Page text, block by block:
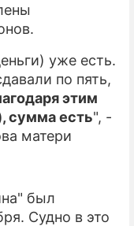
СТИЛЬ ЖИЗНИ
ИГРЫ
ПРЕСС-РЕЛИЗЫ
О ПРОЕКТЕ
уже есть.
по пять,
этим
сумма есть", -
матери
был
Судно в это